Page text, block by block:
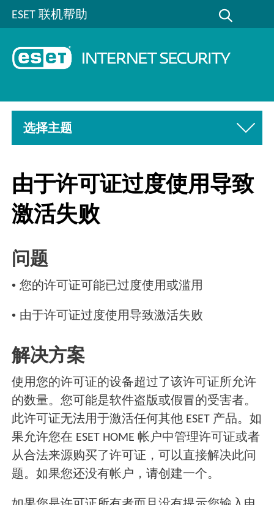
ESET 联机帮助
选择主题
由于许可证过度使用导致
激活失败
问题
• 您的许可证可能已过度使用或滥用
• 由于许可证过度使用导致激活失败
解决方案
使用您的许可证的设备超过了该许可证所允许
的数量。您可能是软件盗版或假冒的受害者。
此许可证无法用于激活任何其他 ESET 产品。如
果允许您在 ESET HOME 帐户中管理许可证或者
从合法来源购买了许可证，可以直接解决此问
题。如果您还没有帐户，请创建一个。